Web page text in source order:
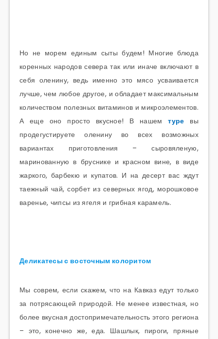
Но не морем единым сыты будем! Многие блюда
коренных народов севера так или иначе включают в
себя оленину, ведь именно это мясо усваивается
лучше, чем любое другое, и обладает максимальным
количеством полезных витаминов и микроэлементов.
А еще оно просто вкусное! В нашемтуре вы
продегустируете оленину во всех возможных
вариантах приготовления – сыровяленую,
маринованную в бруснике и красном вине, в виде
жаркого, барбекю и купатов. И на десерт вас ждут
таежный чай, сорбет из северных ягод, морошковое
варенье, чипсы из ягеля и грибная карамель.
Деликатесы с восточным колоритом
Мы соврем, если скажем, что на Кавказ едут только
за потрясающей природой. Не менее известная, но
более вкусная достопримечательность этого региона
– это, конечно же, еда. Шашлык, пироги, пряные